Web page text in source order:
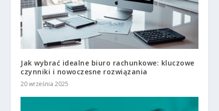
Jak wybrać idealne biuro rachunkowe: kluczowe
czynniki i nowoczesne rozwiązania
20 września 2025